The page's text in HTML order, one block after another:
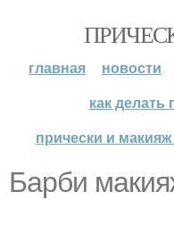
главная новости
как делать
прически и
Барби